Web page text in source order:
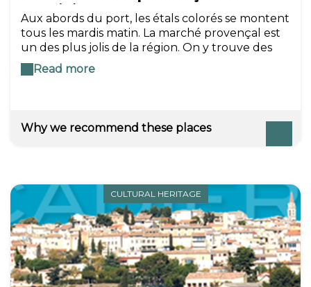
Bandol
Aux abords du port, les étals colorés se montent
tous les mardis matin. La marché provençal est
un des plus jolis de la région. On y trouve des
fruits et légumes mais aussi des spécialités :
anchoïade, nougats et des tissus provençaux
Read more
Why we recommend these places
CULTURAL HERITAGE